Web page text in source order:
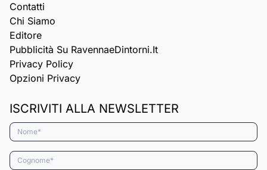
Contatti
Chi Siamo
Editore
Pubblicità Su RavennaeDintorni.it
Privacy Policy
Opzioni Privacy
ISCRIVITI ALLA NEWSLETTER
Nome*
Cognome*